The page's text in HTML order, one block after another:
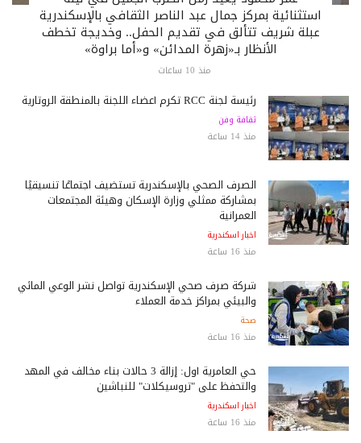
استثنائية بمركز جمال عبد الناصر الثقافي بالإسكندرية
عبلة شريف تتألق في تقديم الحفل.. وخديجة تخطف
الأنظار بـ«زهرة المدائن» و«أما براوة»
منذ 10 ساعات
رئيسة لجنة RCC تكرم أعضاء اللجنة بالمنطقة الروتارية
ثقافة وفن
منذ 14 ساعة
الصرف الصحي بالإسكندرية تستضيف اجتماعًا تنسيقيًا
بمشاركة ممثلي وزارة الإسكان وهيئة المجتمعات
العمرانية
اخبار اسكندرية
منذ 16 ساعة
شركة صرف صحي الإسكندرية تواصل نشر الوعي المائي
والبيئي بمراكز خدمة العملاء
صحة
منذ 16 ساعة
حي العامرية أول: إزالة 3 حالات بناء مخالف في المهد
والتحفظ على "تروسيكلات" للنباشين
اخبار اسكندرية
منذ 16 ساعة